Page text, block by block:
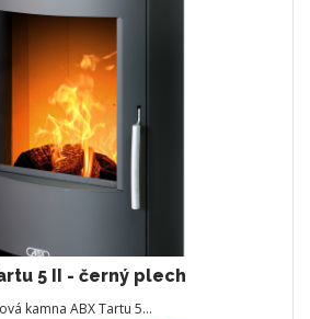
5 II - černý plech
kamna ABX Tartu 5…